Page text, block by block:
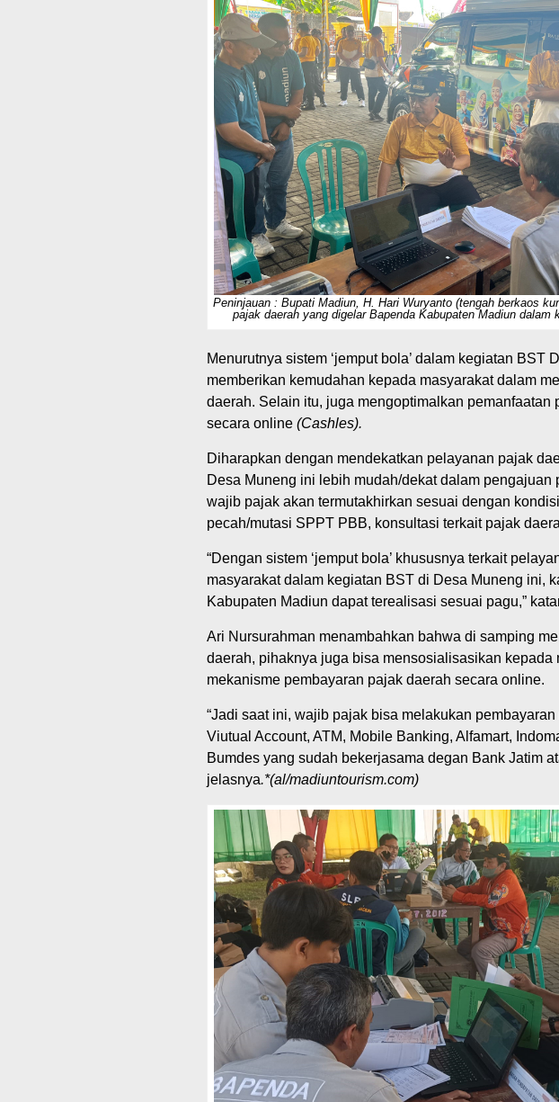
Peninjauan : Bupati Madiun, H. Hari Wuryanto (tengah berkaos
pajak daerah yang digelar Bapenda Kabupaten Madiun dalam
Menurutnya sistem ‘jemput bola’ dalam kegiatan BST
memberikan kemudahan kepada masyarakat dalam
daerah. Selain itu, juga mengoptimalkan pemanfaatan
secara online (Cashles).
Diharapkan dengan mendekatkan pelayanan pajak
Desa Muneng ini lebih mudah/dekat dalam
wajib pajak akan termutakhirkan sesuai dengan
pecah/mutasi SPPT PBB, konsultasi terkait pajak
“Dengan sistem ‘jemput bola’ khususnya terkait
masyarakat dalam kegiatan BST di Desa Muneng ini,
Kabupaten Madiun dapat terealisasi sesuai pagu,”
Ari Nursurahman menambahkan bahwa di samping
daerah, pihaknya juga bisa mensosialisasikan kepada
mekanisme pembayaran pajak daerah secara online.
“Jadi saat ini, wajib pajak bisa melakukan
Viutual Account, ATM, Mobile Banking, Alfamart,
Bumdes yang sudah bekerjasama degan Bank Jatim
jelasnya.*(al/madiuntourism.com)